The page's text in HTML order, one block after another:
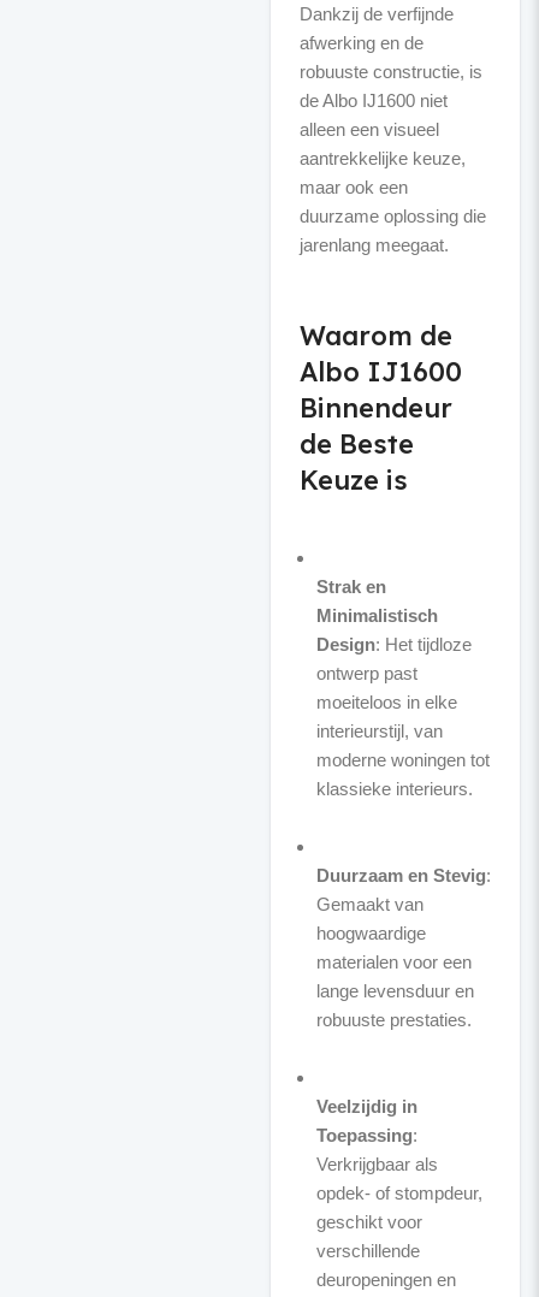
Dankzij de verfijnde
afwerking en de
robuuste constructie, is
de Albo IJ1600 niet
alleen een visueel
aantrekkelijke keuze,
maar ook een
duurzame oplossing die
jarenlang meegaat.
Waarom de
Albo IJ1600
Binnendeur
de Beste
Keuze is
Strak en
Minimalistisch
Design: Het tijdloze
ontwerp past
moeiteloos in elke
interieurstijl, van
moderne woningen tot
klassieke interieurs.
Duurzaam en Stevig:
Gemaakt van
hoogwaardige
materialen voor een
lange levensduur en
robuuste prestaties.
Veelzijdig in
Toepassing:
Verkrijgbaar als
opdek- of stompdeur,
geschikt voor
verschillende
deuropeningen en